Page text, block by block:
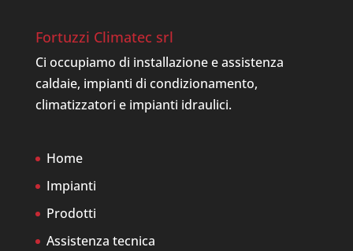
Fortuzzi Climatec srl
Ci occupiamo di installazione e assistenza
caldaie, impianti di condizionamento,
climatizzatori e impianti idraulici.
Home
Impianti
Prodotti
Assistenza tecnica